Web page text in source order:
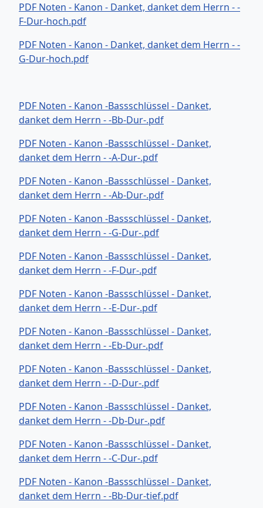
PDF Noten - Kanon - Danket, danket dem Herrn - -
F-Dur-hoch.pdf
PDF Noten - Kanon - Danket, danket dem Herrn - -
G-Dur-hoch.pdf
PDF Noten - Kanon -Bassschlüssel - Danket,
danket dem Herrn - -Bb-Dur-.pdf
PDF Noten - Kanon -Bassschlüssel - Danket,
danket dem Herrn - -A-Dur-.pdf
PDF Noten - Kanon -Bassschlüssel - Danket,
danket dem Herrn - -Ab-Dur-.pdf
PDF Noten - Kanon -Bassschlüssel - Danket,
danket dem Herrn - -G-Dur-.pdf
PDF Noten - Kanon -Bassschlüssel - Danket,
danket dem Herrn - -F-Dur-.pdf
PDF Noten - Kanon -Bassschlüssel - Danket,
danket dem Herrn - -E-Dur-.pdf
PDF Noten - Kanon -Bassschlüssel - Danket,
danket dem Herrn - -Eb-Dur-.pdf
PDF Noten - Kanon -Bassschlüssel - Danket,
danket dem Herrn - -D-Dur-.pdf
PDF Noten - Kanon -Bassschlüssel - Danket,
danket dem Herrn - -Db-Dur-.pdf
PDF Noten - Kanon -Bassschlüssel - Danket,
danket dem Herrn - -C-Dur-.pdf
PDF Noten - Kanon -Bassschlüssel - Danket,
danket dem Herrn - -Bb-Dur-tief.pdf